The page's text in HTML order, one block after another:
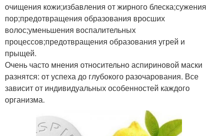
очищения кожи;избавления от жирного блеска;сужения
пор;предотвращения образования вросших
волос;уменьшения воспалительных
процессов;предотвращения образования угрей и
прыщей.
Очень часто мнения относительно аспириновой маски
разнятся: от успеха до глубокого разочарования. Все
зависит от индивидуальных особенностей каждого
организма.